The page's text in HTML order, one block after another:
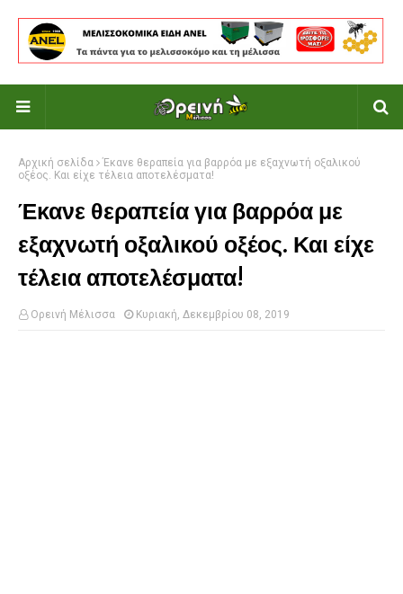
Αρχική σελίδα
Έκανε θεραπεία για βαρρόα με εξαχνωτή οξαλικού
οξέος. Και είχε τέλεια αποτελέσματα!
Έκανε θεραπεία για βαρρόα με
εξαχνωτή οξαλικού οξέος. Και είχε
τέλεια αποτελέσματα!
Ορεινή Μέλισσα Κυριακή, Δεκεμβρίου 08, 2019